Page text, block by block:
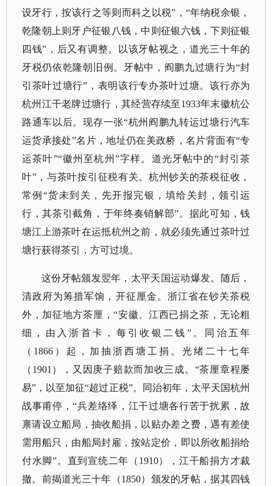
设牙行，按该行之等则而科之以税”，“年纳税余银，
乾隆朝上则牙户征银八钱，中则征银六钱，下则征银
四钱”，后又有调整。以该牙帖视之，道光三十年的
牙税仍依乾隆朝旧例。牙帖中，阎鹏九过塘行为“封
引茶叶过塘行”，表明该行专办茶叶过塘。该行亦为
杭州江干老牌过塘行，其经营存续至1933年末徽杭公
路通车以后。现存一张“杭州阎鹏九转运过塘行汽车
运货承接处”名片，地址仍在美政桥，名片背面有“专
运茶叶”“徽州至杭州”字样。道光牙帖中的“封引茶
叶”，与茶叶按引征税有关。杭州钞关的茶税征收，
常例“货未到关，先开报完银，填给关封，领引运
行，其茶引截角，于年终奏销解部”。据此可知，钱
塘江上游茶叶在运抵杭州之前，就必须先通过茶叶过
塘行获得茶引，方可过境。
这份牙帖颁发翌年，太平天国运动爆发。随后，
清政府为筹措军饷，开征厘金。浙江省在钞关茶税
外，加征地方茶厘，“安徽、江西已捐之茶，无论粗
细，由入浙首卡，每引收银二钱”。同治五年
（1866）起，加抽浙西塘工捐。光绪二十七年
（1901），又因庚子赔款而加收三成。“茶厘章程屡
易”，以至加征“超过正税”。同治初年，太平天国杭州
战事甫停，“兵差络绎，江干过塘各行苦于扰累，故
禀请设立船局，抽收船捐，以贴办差之费，遇有差使
需用船只，由船局封雇，按站定价，即以所收船捐给
付水脚”。直到宣统二年（1910），江干船捐方才裁
撤。前揭道光三十年（1850）颁发的牙帖，据其四钱